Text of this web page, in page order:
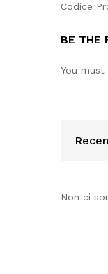
Codice
BE THE
You must
Non ci